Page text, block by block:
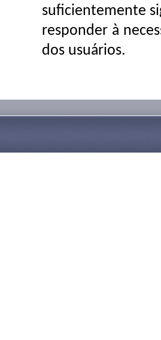
suficientemente
responder à
dos usuários.